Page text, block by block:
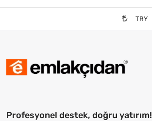
TRY
Profesyonel destek, doğru yatırım!